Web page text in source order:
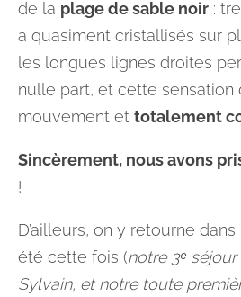
de la plage de sable noir :
a quasiment cristallisés sur
les longues lignes droites
nulle part, et cette sensation
mouvement et totalement
Sincèrement, nous avons
!
D’ailleurs, on y retourne
été cette fois (notre 3ᵉ
Sylvain, et notre toute